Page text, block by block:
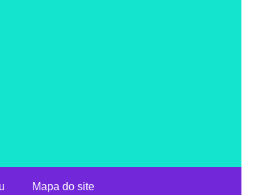
Mapa do site